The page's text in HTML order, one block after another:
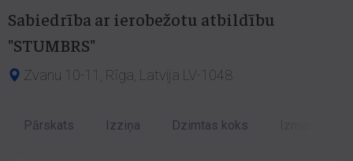
Sabiedrība ar ierobežotu atbildību
"STUMBRS"
Zvanu 10-11, Rīga, Latvija LV-1048
Pārskats Izziņa Dzimtas koks